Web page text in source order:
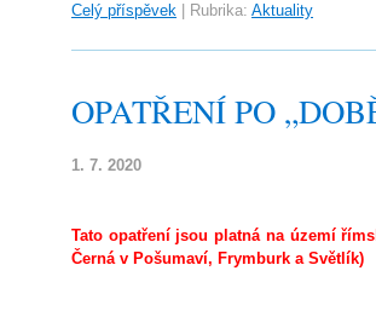
Celý příspěvek Rubrika: Aktuality
OPATŘENÍ PO
1. 7. 2020
Tato opatření jsou platná na území
Černá v Pošumaví, Frymburk a Světlík)